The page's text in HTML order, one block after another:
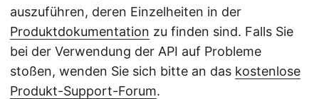
auszuführen, deren Einzelheiten in der
Produktdokumentation zu finden sind. Falls Sie
bei der Verwendung der API auf Probleme
stoßen, wenden Sie sich bitte an das kostenlose
Produkt-Support-Forum.